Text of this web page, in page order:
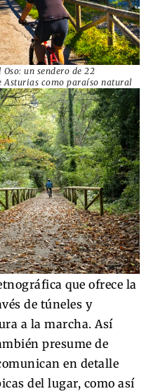
un sendero de 22
como paraíso natural
que ofrece la
de túneles y
a la marcha. Así
presume de
en detalle
del lugar, como así